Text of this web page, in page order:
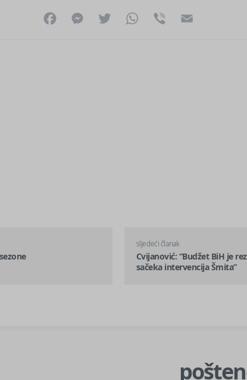
FacebookMessenger
Twitter WhatsApp
Viber
sljedeći članak
Cvijanović: “Budžet BiH je
sačeka intervencija Šmita”